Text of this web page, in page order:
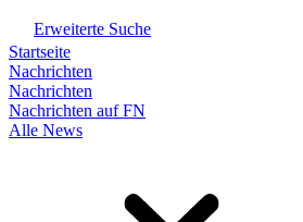
Erweiterte Suche
Startseite
Nachrichten
Nachrichten
Nachrichten auf FN
Alle News